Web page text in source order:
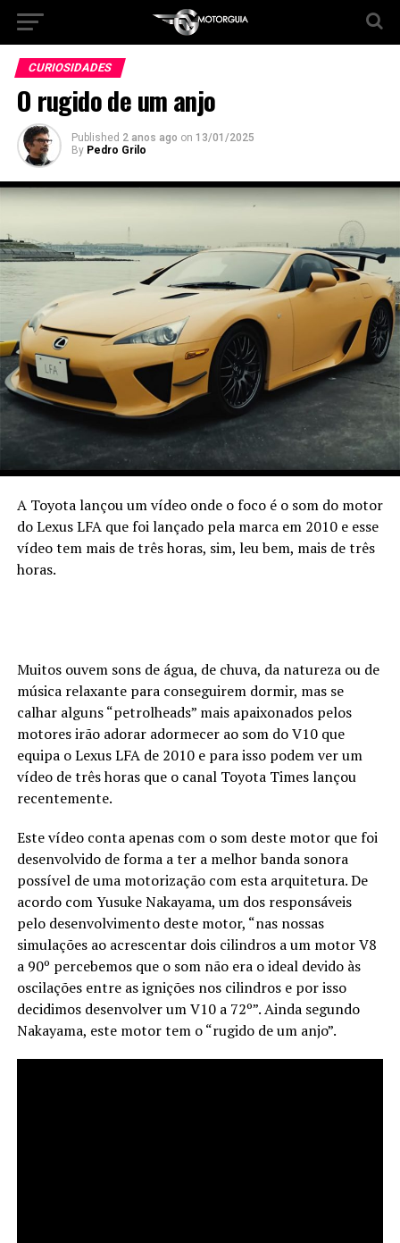
CURIOSIDADES
O rugido de um anjo
Published 2 anos ago on 13/01/2025
By Pedro Grilo
A Toyota lançou um vídeo onde o foco é o som do motor
do Lexus LFA que foi lançado pela marca em 2010 e esse
vídeo tem mais de três horas, sim, leu bem, mais de três
horas.
Muitos ouvem sons de água, de chuva, da natureza ou de
música relaxante para conseguirem dormir, mas se
calhar alguns “petrolheads” mais apaixonados pelos
motores irão adorar adormecer ao som do V10 que
equipa o Lexus LFA de 2010 e para isso podem ver um
vídeo de três horas que o canal Toyota Times lançou
recentemente.
Este vídeo conta apenas com o som deste motor que foi
desenvolvido de forma a ter a melhor banda sonora
possível de uma motorização com esta arquitetura. De
acordo com Yusuke Nakayama, um dos responsáveis
pelo desenvolvimento deste motor, “nas nossas
simulações ao acrescentar dois cilindros a um motor V8
a 90º percebemos que o som não era o ideal devido às
oscilações entre as ignições nos cilindros e por isso
decidimos desenvolver um V10 a 72º”. Ainda segundo
Nakayama, este motor tem o “rugido de um anjo”.